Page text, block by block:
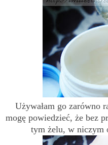
Używałam go zarówno
mogę powiedzieć, że bez
tym żelu, w niczym